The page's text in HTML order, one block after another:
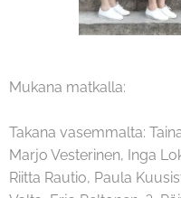
Mukana matkalla:
Takana vasemmalta:
Marjo Vesterinen, Inga
Riitta Rautio, Paula